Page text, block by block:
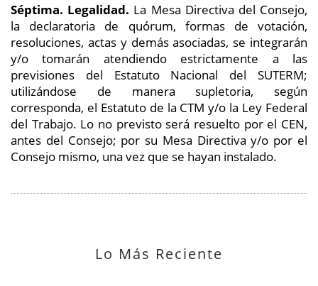
Séptima. Legalidad. La Mesa Directiva del Consejo,
la declaratoria de quórum, formas de votación,
resoluciones, actas y demás asociadas, se integrarán
y/o tomarán atendiendo estrictamente a las
previsiones del Estatuto Nacional del SUTERM;
utilizándose de manera supletoria, según
corresponda, el Estatuto de la CTM y/o la Ley Federal
del Trabajo. Lo no previsto será resuelto por el CEN,
antes del Consejo; por su Mesa Directiva y/o por el
Consejo mismo, una vez que se hayan instalado.
Lo Más Reciente